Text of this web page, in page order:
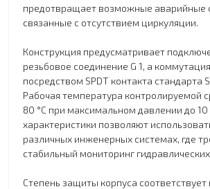
предотвращает возможные аварийные
связанные с отсутствием циркуляции.
Конструкция предусматривает
резьбовое соединение G 1, а
посредством SPDT контакта стандарта
Рабочая температура контролируемой
80 °C при максимальном давлении до 10
характеристики позволяют
различных инженерных системах, где
стабильный мониторинг
Степень защиты корпуса соответствует